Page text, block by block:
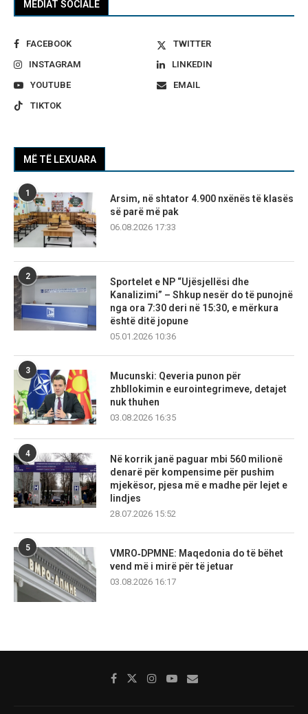
MEDIAT SOCIALE
FACEBOOK
TWITTER
INSTAGRAM
LINKEDIN
YOUTUBE
EMAIL
TIKTOK
MË TË LEXUARA
1
Arsim, në shtator 4.900 nxënës të klasës
së parë më pak
06.08.2026 17:33
2
Sportelet e NP “Ujësjellësi dhe
Kanalizimi” – Shkup nesër do të punojnë
nga ora 7:30 deri në 15:30, e mërkura
është ditë jopune
05.01.2026 10:36
3
Mucunski: Qeveria punon për
zhbllokimin e eurointegrimeve, detajet
nuk thuhen
03.08.2026 16:35
4
Në korrik janë paguar mbi 560 milionë
denarë për kompensime për pushim
mjekësor, pjesa më e madhe për lejet e
lindjes
28.07.2026 15:52
5
VMRO‑DPMNE: Maqedonia do të bëhet
vend më i mirë për të jetuar
03.08.2026 16:17